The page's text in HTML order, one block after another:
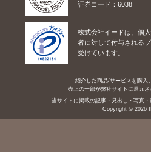
証券コード：6038
株式会社イードは、個
者に対して付与される
受けています。
紹介した商品/サービスを購入
売上の一部が弊社サイトに還元さ
当サイトに掲載の記事・見出し・写真・
Copyright © 2026